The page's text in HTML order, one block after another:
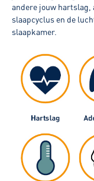
andere jouw
slaapcyclus en de
slaapkamer.